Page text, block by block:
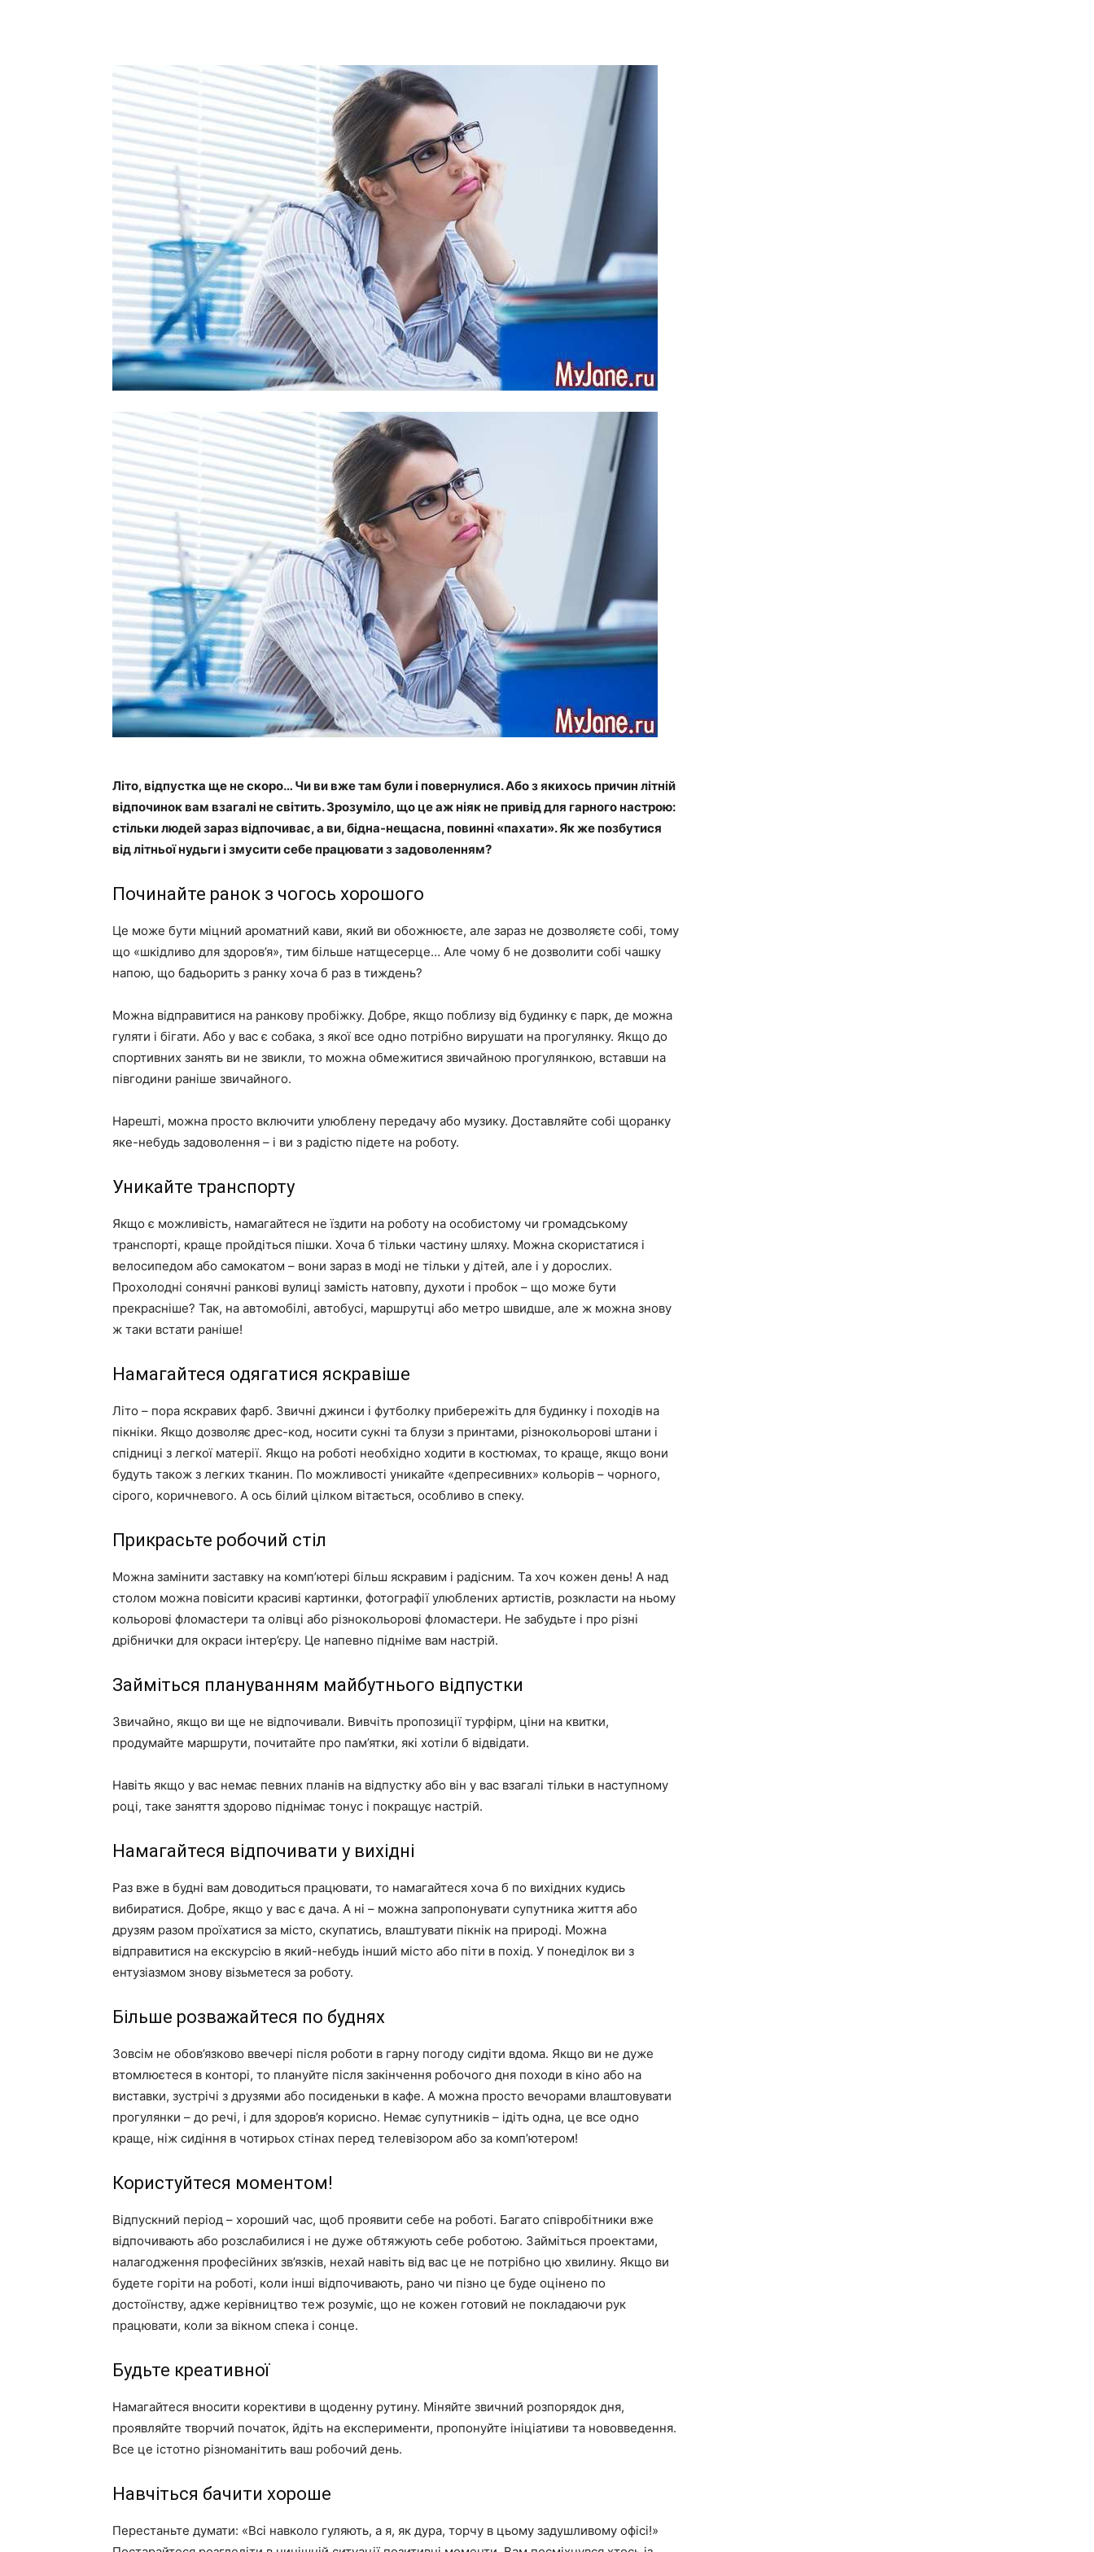
Літо, відпустка ще не скоро… Чи ви вже там були і повернулися. Або з якихось причин літній
відпочинок вам взагалі не світить. Зрозуміло, що це аж ніяк не привід для гарного настрою:
стільки людей зараз відпочиває, а ви, бідна-нещасна, повинні «пахати». Як же позбутися
від літньої нудьги і змусити себе працювати з задоволенням?
Починайте ранок з чогось хорошого
Це може бути міцний ароматний кави, який ви обожнюєте, але зараз не дозволяєте собі, тому
що «шкідливо для здоров’я», тим більше натщесерце… Але чому б не дозволити собі чашку
напою, що бадьорить з ранку хоча б раз в тиждень?
Можна відправитися на ранкову пробіжку. Добре, якщо поблизу від будинку є парк, де можна
гуляти і бігати. Або у вас є собака, з якої все одно потрібно вирушати на прогулянку. Якщо до
спортивних занять ви не звикли, то можна обмежитися звичайною прогулянкою, вставши на
півгодини раніше звичайного.
Нарешті, можна просто включити улюблену передачу або музику. Доставляйте собі щоранку
яке-небудь задоволення – і ви з радістю підете на роботу.
Уникайте транспорту
Якщо є можливість, намагайтеся не їздити на роботу на особистому чи громадському
транспорті, краще пройдіться пішки. Хоча б тільки частину шляху. Можна скористатися і
велосипедом або самокатом – вони зараз в моді не тільки у дітей, але і у дорослих.
Прохолодні сонячні ранкові вулиці замість натовпу, духоти і пробок – що може бути
прекрасніше? Так, на автомобілі, автобусі, маршрутці або метро швидше, але ж можна знову
ж таки встати раніше!
Намагайтеся одягатися яскравіше
Літо – пора яскравих фарб. Звичні джинси і футболку прибережіть для будинку і походів на
пікніки. Якщо дозволяє дрес-код, носити сукні та блузи з принтами, різнокольорові штани і
спідниці з легкої матерії. Якщо на роботі необхідно ходити в костюмах, то краще, якщо вони
будуть також з легких тканин. По можливості уникайте «депресивних» кольорів – чорного,
сірого, коричневого. А ось білий цілком вітається, особливо в спеку.
Прикрасьте робочий стіл
Можна замінити заставку на комп’ютері більш яскравим і радісним. Та хоч кожен день! А над
столом можна повісити красиві картинки, фотографії улюблених артистів, розкласти на ньому
кольорові фломастери та олівці або різнокольорові фломастери. Не забудьте і про різні
дрібнички для окраси інтер’єру. Це напевно підніме вам настрій.
Займіться плануванням майбутнього відпустки
Звичайно, якщо ви ще не відпочивали. Вивчіть пропозиції турфірм, ціни на квитки,
продумайте маршрути, почитайте про пам’ятки, які хотіли б відвідати.
Навіть якщо у вас немає певних планів на відпустку або він у вас взагалі тільки в наступному
році, таке заняття здорово піднімає тонус і покращує настрій.
Намагайтеся відпочивати у вихідні
Раз вже в будні вам доводиться працювати, то намагайтеся хоча б по вихідних кудись
вибиратися. Добре, якщо у вас є дача. А ні – можна запропонувати супутника життя або
друзям разом проїхатися за місто, скупатись, влаштувати пікнік на природі. Можна
відправитися на екскурсію в який-небудь інший місто або піти в похід. У понеділок ви з
ентузіазмом знову візьметеся за роботу.
Більше розважайтеся по буднях
Зовсім не обов’язково ввечері після роботи в гарну погоду сидіти вдома. Якщо ви не дуже
втомлюєтеся в конторі, то плануйте після закінчення робочого дня походи в кіно або на
виставки, зустрічі з друзями або посиденьки в кафе. А можна просто вечорами влаштовувати
прогулянки – до речі, і для здоров’я корисно. Немає супутників – ідіть одна, це все одно
краще, ніж сидіння в чотирьох стінах перед телевізором або за комп’ютером!
Користуйтеся моментом!
Відпускний період – хороший час, щоб проявити себе на роботі. Багато співробітники вже
відпочивають або розслабилися і не дуже обтяжують себе роботою. Займіться проектами,
налагодження професійних зв’язків, нехай навіть від вас це не потрібно цю хвилину. Якщо ви
будете горіти на роботі, коли інші відпочивають, рано чи пізно це буде оцінено по
достоїнству, адже керівництво теж розуміє, що не кожен готовий не покладаючи рук
працювати, коли за вікном спека і сонце.
Будьте креативної
Намагайтеся вносити корективи в щоденну рутину. Міняйте звичний розпорядок дня,
проявляйте творчий початок, йдіть на експерименти, пропонуйте ініціативи та нововведення.
Все це істотно різноманітить ваш робочий день.
Навчіться бачити хороше
Перестаньте думати: «Всі навколо гуляють, а я, як дура, торчу в цьому задушливому офісі!»